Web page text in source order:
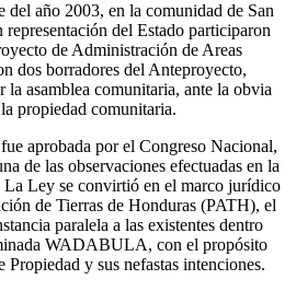
del año 2003, en la comunidad de San
del Estado participaron
de Administración de Areas
dos borradores del Anteproyecto,
la asamblea comunitaria, ante la obvia
propiedad comunitaria.
aprobada por el Congreso Nacional,
de las observaciones efectuadas en la
Ley se convirtió en el marco jurídico
de Tierras de Honduras (PATH), el
paralela a las existentes dentro
WADABULA, con el propósito
y sus nefastas intenciones.